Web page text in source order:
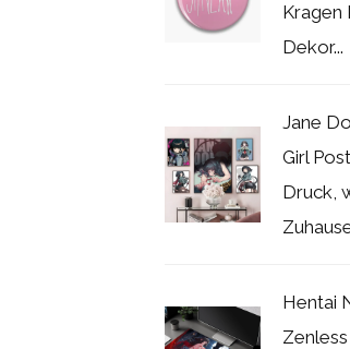
Kragen
Dekor...
Jane
Girl
Druck,
Hentai